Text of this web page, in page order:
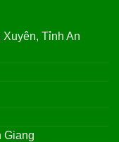
Tỉnh An
Giang